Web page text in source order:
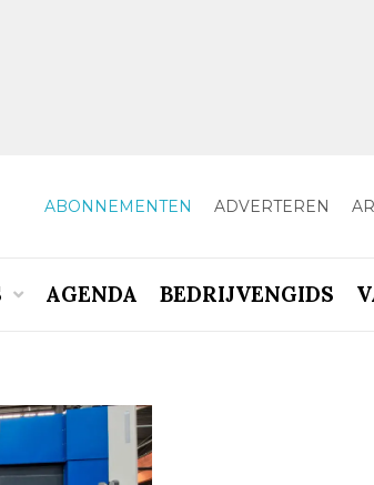
ABONNEMENTEN ADVERTEREN
AGENDA BEDRIJVENGIDS